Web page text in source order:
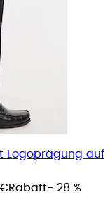
Logoprägung auf
€Rabatt- 28 %